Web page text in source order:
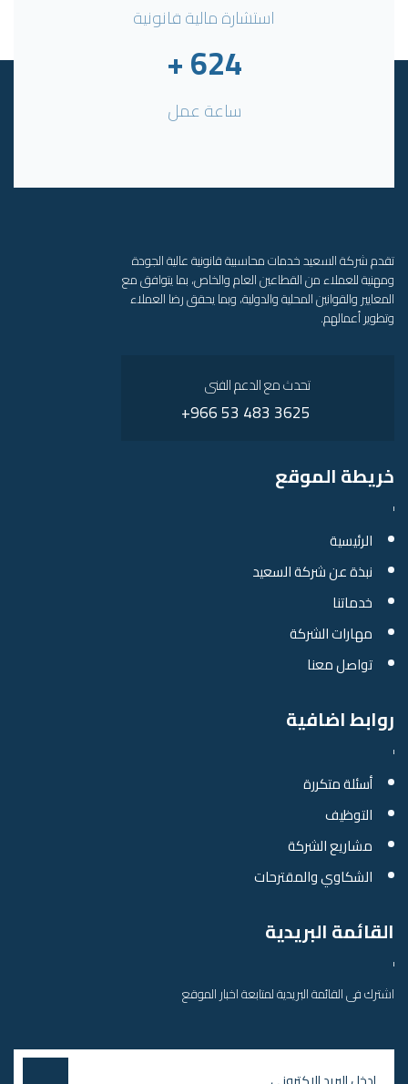
استشارة مالية قانونية
624
+
ساعة عمل
تقدم شركة السعيد خدمات محاسبية قانونية عالية الجودة
ومهنية للعملاء من القطاعين العام والخاص، بما يتوافق مع
المعايير والقوانين المحلية والدولية، وبما يحقق رضا العملاء
وتطوير أعمالهم.
تحدث مع الدعم الفنى
3625 483 53 966+
خريطة الموقع
الرئيسية
نبذة عن شركة السعيد
خدماتنا
مهارات الشركة
تواصل معنا
روابط اضافية
أسئلة متكررة
التوظيف
مشاريع الشركة
الشكاوي والمقترحات
القائمة البريدية
اشترك فى القائمة البريدية لمتابعة اخبار الموقع